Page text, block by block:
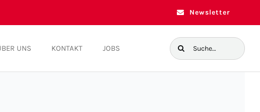
Newsletter
UNS KONTAKT JOBS
Suche
nach: